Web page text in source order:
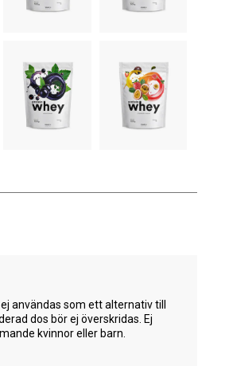
användas som ett alternativ till
dos bör ej överskridas. Ej
kvinnor eller barn.